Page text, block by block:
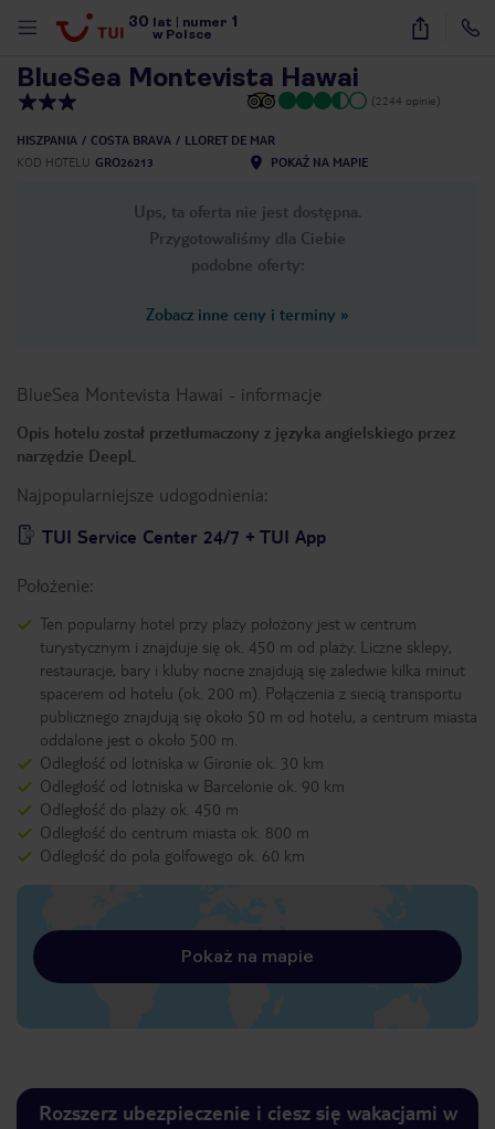
30 lat numer 1
w Polsce
32
BlueSea Montevista Hawai
(2244 opinie)
HISZPANIA COSTA BRAVA
LLORET DE MAR
KOD HOTELU GRO26213 POKAŻ NA MAPIE
Ups, ta oferta nie jest dostępna.
Przygotowaliśmy dla Ciebie
podobne oferty:
Zobacz inne ceny i terminy »
BlueSea Montevista Hawai - informacje
Opis hotelu został przetłumaczony z języka angielskiego przez
narzędzie DeepL
Najpopularniejsze udogodnienia:
TUI Service Center 24/7 + TUI App
Położenie:
Ten popularny hotel przy plaży położony jest w centrum
turystycznym i znajduje się ok. 450 m od plaży. Liczne sklepy,
restauracje, bary i kluby nocne znajdują się zaledwie kilka minut
spacerem od hotelu (ok. 200 m). Połączenia z siecią transportu
publicznego znajdują się około 50 m od hotelu, a centrum miasta
oddalone jest o około 500 m.
Odległość od lotniska w Gironie ok. 30 km
Odległość od lotniska w Barcelonie ok. 90 km
Odległość do plaży ok. 450 m
Odległość do centrum miasta ok. 800 m
Odległość do pola golfowego ok. 60 km
Pokaż na mapie
Rozszerz ubezpieczenie i ciesz się wakacjami w